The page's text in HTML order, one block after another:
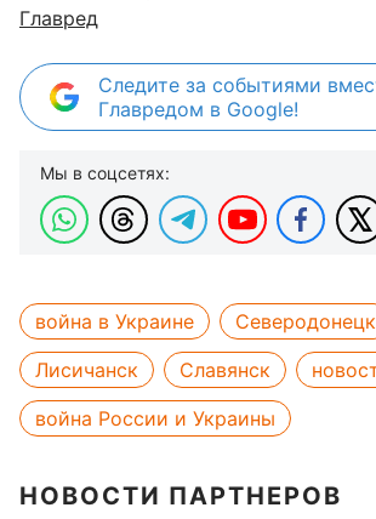
Главред
Следите за событиями
Главредом в Google!
Мы в соцсетях:
война в Украине
Северодонецк
Лисичанск
Славянск
война России и Украины
НОВОСТИ ПАРТНЕРОВ